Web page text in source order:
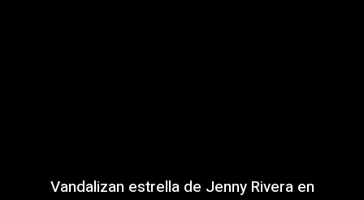
Vandalizan estrella de Jenny Rivera en